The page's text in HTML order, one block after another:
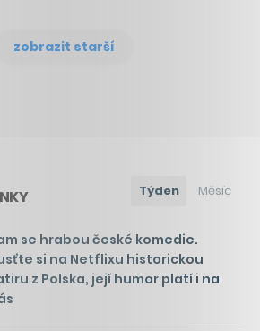
zobrazit starší
Týden Měsíc
se hrabou české komedie.
si na Netflixu historickou
z Polska, její humor platí i na